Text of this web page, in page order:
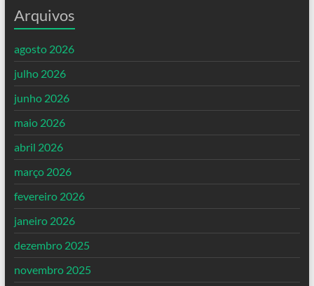
Arquivos
agosto 2026
julho 2026
junho 2026
maio 2026
abril 2026
março 2026
fevereiro 2026
janeiro 2026
dezembro 2025
novembro 2025